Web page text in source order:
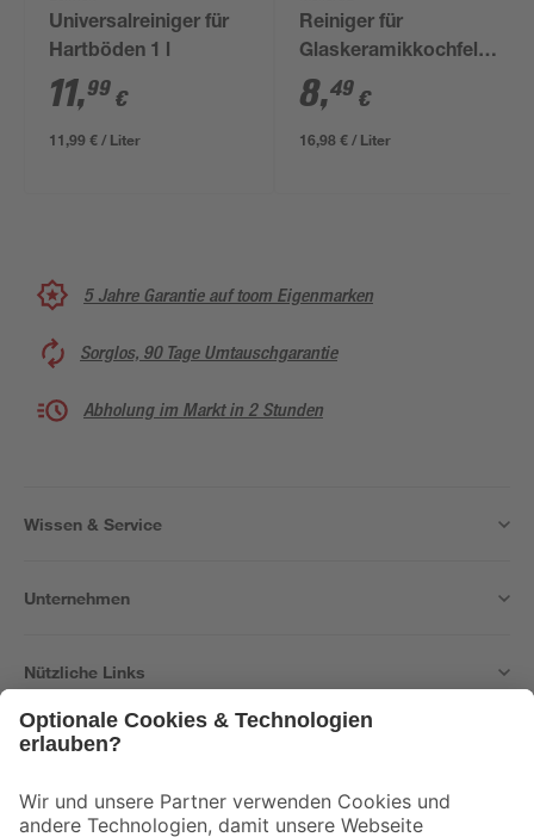
Universalreiniger für
Hartböden 1 l
11,99 €
11,99 € / Liter
Reiniger für
Glaskeramikkochfelder
500 ml
8,49 €
16,98 € / Liter
5 Jahre Garantie auf toom Eigenmarken
Sorglos, 90 Tage Umtauschgarantie
Abholung im Markt in 2 Stunden
Wissen & Service
Unternehmen
Nützliche Links
Der toom Newsletter: Keine Angebote und Aktionen mehr verpassen!